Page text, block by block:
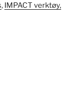
, IMPACT verktøy,